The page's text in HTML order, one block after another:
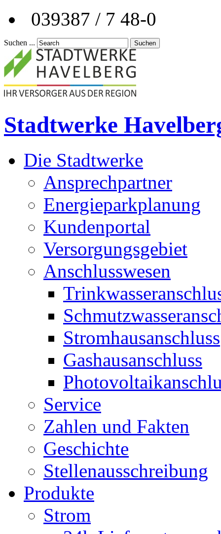
039387 / 7 48-0
Suchen ... Suchen
Stadtwerke
Die Stadtwerke
Ansprechpartner
Energieparkplanung
Kundenportal
Versorgungsgebiet
Anschlusswesen
Stromhausanschluss
Gashausanschluss
Service
Zahlen und Fakten
Geschichte
Stellenausschreibung
Produkte
Strom